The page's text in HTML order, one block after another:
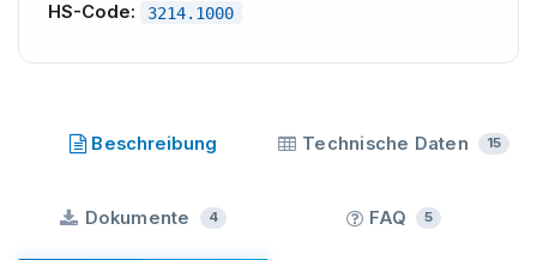
HS-Code: 3214.1000
Beschreibung Technische Daten 15
Dokumente 4 FAQ 5